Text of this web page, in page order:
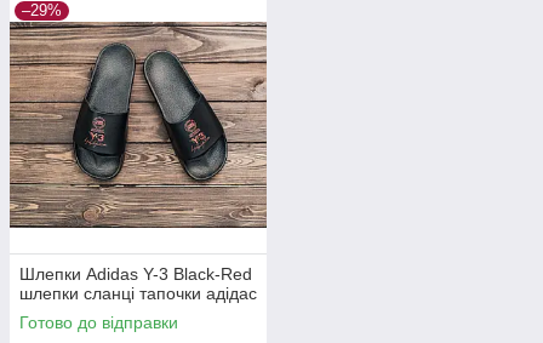
–29%
Шлепки Adidas Y-3 Black-Red
шлепки сланці тапочки aдідас
Готово до відправки